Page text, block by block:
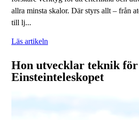
allra minsta skalor. Där styrs allt – från
till lj...
Läs artikeln
Hon utvecklar teknik för
Einsteinteleskopet